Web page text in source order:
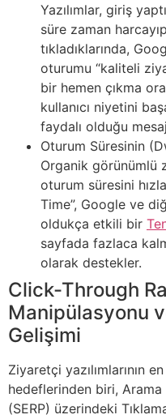
Yazılımlar, giriş
süre zaman
tıkladıklarında,
oturumu “kaliteli
bir hemen çıkma
kullanıcı niyetini
faydalı olduğu
Oturum Süresinin
Organik görünümlü
oturum süresini
Time”, Google ve
oldukça etkili bir
sayfada fazlaca
olarak destekler.
Click-Through
Manipülasyonu
Gelişimi
Ziyaretçi yazılımlarının
hedeflerinden biri,
(SERP) üzerindeki